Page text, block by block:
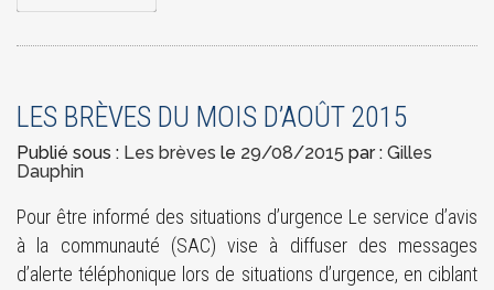
LES BRÈVES DU MOIS D’AOÛT 2015
Publié sous : Les brèves le 29/08/2015 par : Gilles
Dauphin
Pour être informé des situations d’urgence Le service d’avis
à la communauté (SAC) vise à diffuser des messages
d’alerte téléphonique lors de situations d’urgence, en ciblant